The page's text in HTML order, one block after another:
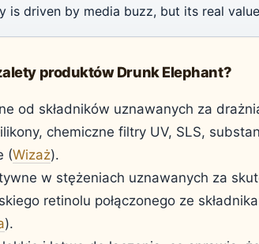
is driven by media buzz, but its real
produktów Drunk Elephant?
od składników uznawanych za
chemiczne filtry UV, SLS,
(Wizaż).
w stężeniach uznawanych za
retinolu połączonego ze
).